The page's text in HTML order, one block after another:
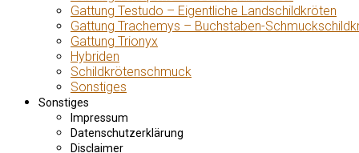
Gattung Testudo – Eigentliche Landschildkröten
Gattung Trachemys – Buchstaben-
Gattung Trionyx
Hybriden
Schildkrötenschmuck
Sonstiges
Sonstiges
Impressum
Datenschutzerklärung
Disclaimer